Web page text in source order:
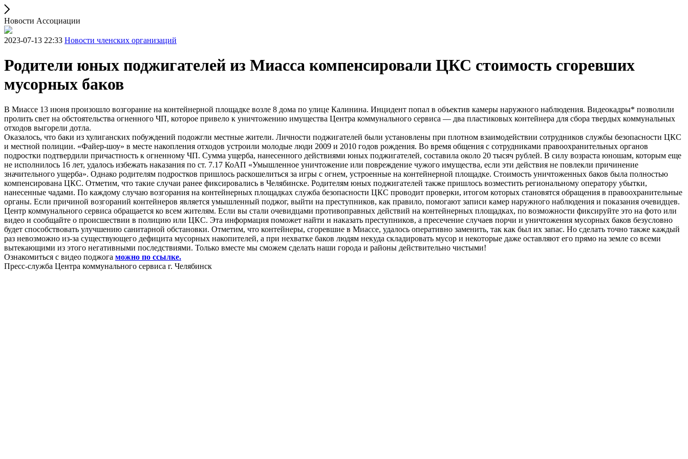
Новости Ассоциации
2023-07-13 22:33 Новости членских организаций
Родители юных поджигателей из Миасса компенсировали ЦКС стоимость сгоревших
мусорных баков
В Миассе 13 июня произошло возгорание на контейнерной площадке возле 8 дома по улице Калинина. Инцидент попал в объектив камеры наружного наблюдения. Видеокадры* позволили
пролить свет на обстоятельства огненного ЧП, которое привело к уничтожению имущества Центра коммунального сервиса — два пластиковых контейнера для сбора твердых коммунальных
отходов выгорели дотла.
Оказалось, что баки из хулиганских побуждений подожгли местные жители. Личности поджигателей были установлены при плотном взаимодействии сотрудников службы безопасности ЦКС
и местной полиции. «Файер-шоу» в месте накопления отходов устроили молодые люди 2009 и 2010 годов рождения. Во время общения с сотрудниками правоохранительных органов
подростки подтвердили причастность к огненному ЧП. Сумма ущерба, нанесенного действиями юных поджигателей, составила около 20 тысяч рублей. В силу возраста юношам, которым еще
не исполнилось 16 лет, удалось избежать наказания по ст. 7.17 КоАП «Умышленное уничтожение или повреждение чужого имущества, если эти действия не повлекли причинение
значительного ущерба». Однако родителям подростков пришлось раскошелиться за игры с огнем, устроенные на контейнерной площадке. Стоимость уничтоженных баков была полностью
компенсирована ЦКС. Отметим, что такие случаи ранее фиксировались в Челябинске. Родителям юных поджигателей также пришлось возместить региональному оператору убытки,
нанесенные чадами. По каждому случаю возгорания на контейнерных площадках служба безопасности ЦКС проводит проверки, итогом которых становятся обращения в правоохранительные
органы. Если причиной возгораний контейнеров является умышленный поджог, выйти на преступников, как правило, помогают записи камер наружного наблюдения и показания очевидцев.
Центр коммунального сервиса обращается ко всем жителям. Если вы стали очевидцами противоправных действий на контейнерных площадках, по возможности фиксируйте это на фото или
видео и сообщайте о происшествии в полицию или ЦКС. Эта информация поможет найти и наказать преступников, а пресечение случаев порчи и уничтожения мусорных баков безусловно
будет способствовать улучшению санитарной обстановки. Отметим, что контейнеры, сгоревшие в Миассе, удалось оперативно заменить, так как был их запас. Но сделать точно также каждый
раз невозможно из-за существующего дефицита мусорных накопителей, а при нехватке баков людям некуда складировать мусор и некоторые даже оставляют его прямо на земле со всеми
вытекающими из этого негативными последствиями. Только вместе мы сможем сделать наши города и районы действительно чистыми!
Ознакомиться с видео поджога можно по ссылке.
Пресс-служба Центра коммунального сервиса г. Челябинск